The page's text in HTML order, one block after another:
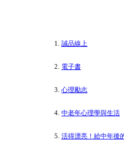
誠品線上
電子書
心理勵志
中老年心理學與生活
活得漂亮！給中年後